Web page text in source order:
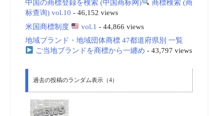
中国の商標登録を検索 (中国商标网)
商標検索 (商
标查询) vol.10 - 46,152 views
米国商標制度
vol.1 - 44,866 views
地域ブランド・地域団体商標 47都道府県別 一覧
ご当地ブランドを商標から一纏め - 43,797 views
過去の投稿のランダム表示（4）